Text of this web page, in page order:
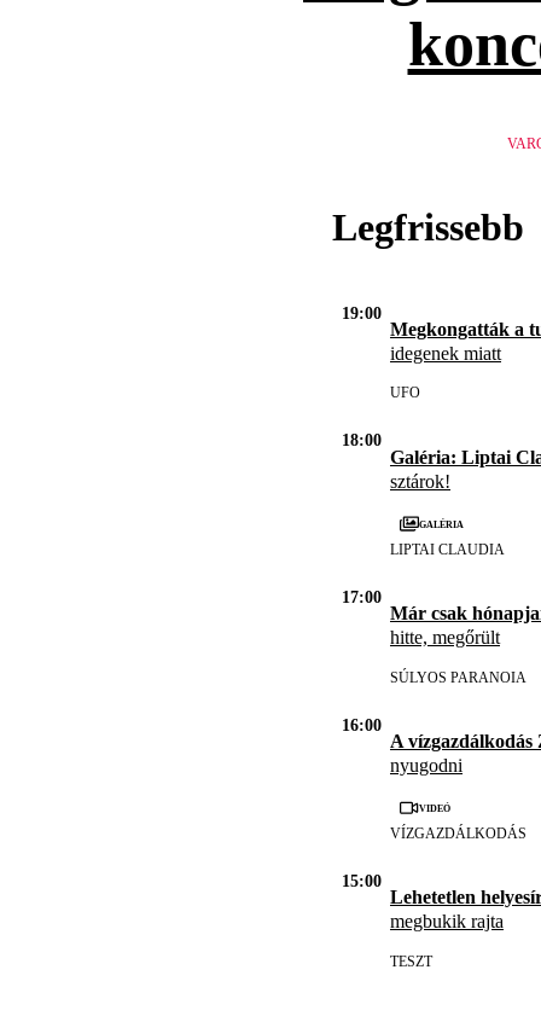
Legfrissebb
19:00
Megkongatták a
idegenek miatt
UFO
18:00
Galéria: Liptai
sztárok!
Galéria
LIPTAI CLAUDIA
17:00
Már csak
hitte, megőrült
SÚLYOS PARANOIA
16:00
A vízgazdálkodás
nyugodni
Videó
VÍZGAZDÁLKODÁS
15:00
Lehetetlen
megbukik rajta
TESZT